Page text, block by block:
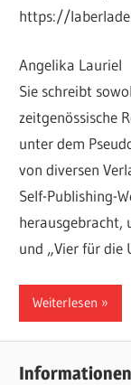
https://
Angelika Lauriel
Sie schreibt
zeitgenössische
unter dem
von diversen
Self-Publishing-
herausgebracht,
und „Vier für die
Weiterlesen